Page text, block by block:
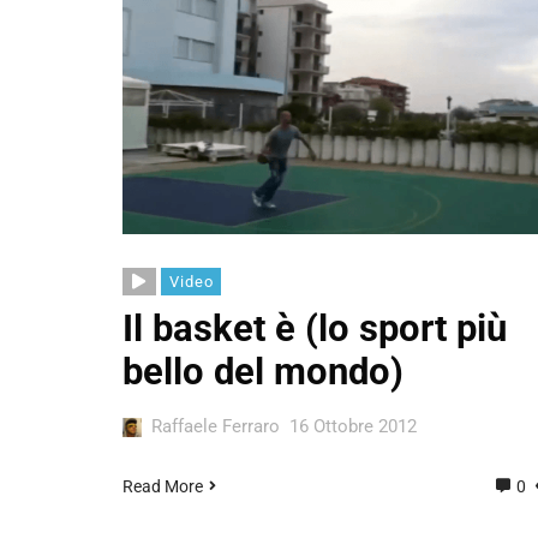
Video
Il basket è (lo sport più
bello del mondo)
Raffaele Ferraro 16 Ottobre 2012
Read More 0